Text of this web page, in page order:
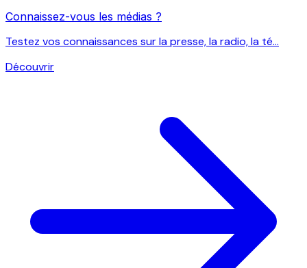
Connaissez-vous les médias ?
Testez vos connaissances sur la presse, la radio, la té...
Découvrir